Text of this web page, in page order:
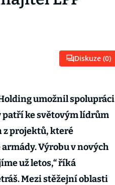
Diskuze (0)
umožnil spolupráci
patří ke světovým lídrům
z projektů, které
Výrobu v nových
už letos,“ říká
Mezi stěžejní oblasti